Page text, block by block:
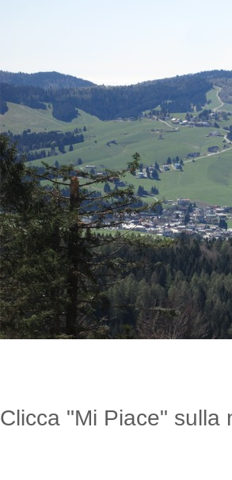
Clicca "Mi Piace" sulla